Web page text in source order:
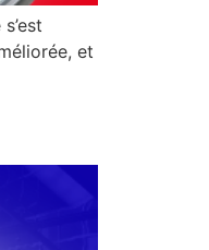
et